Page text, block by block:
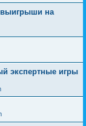
выигрыши на
экспертные игры